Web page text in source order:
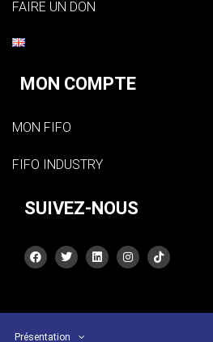
FAIRE UN DON
MON COMPTE
MON FIFO
FIFO INDUSTRY
SUIVEZ-NOUS
Présentation